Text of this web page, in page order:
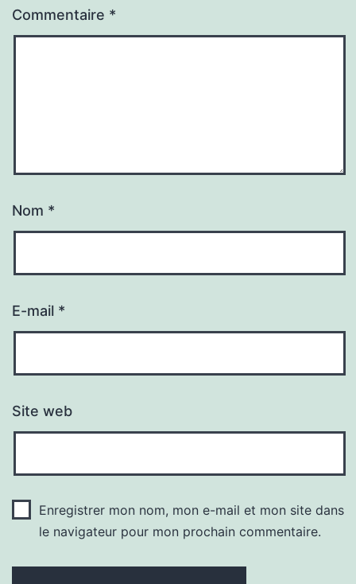
Commentaire *
Nom *
E-mail *
Site web
Enregistrer mon nom, mon e-mail et mon site dans
le navigateur pour mon prochain commentaire.